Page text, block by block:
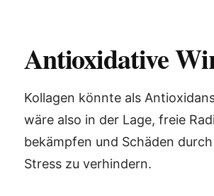
Antioxidative
Kollagen könnte als
wäre also in der Lage, freie
bekämpfen und Schäden
Stress zu verhindern.